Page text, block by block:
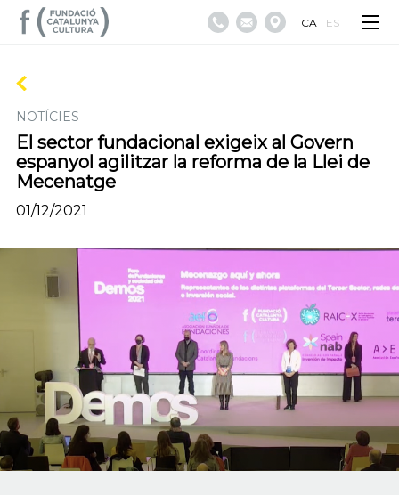
CA ES
NOTÍCIES
El sector fundacional exigeix al Govern
espanyol agilitzar la reforma de la Llei de
Mecenatge
01/12/2021